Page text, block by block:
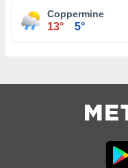
Coppermine
13° 5°